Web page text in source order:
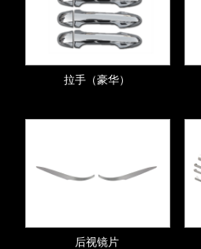
拉手（豪华）
后视镜片